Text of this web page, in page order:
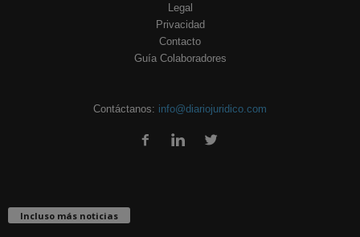
Legal
Privacidad
Contacto
Guía Colaboradores
Contáctanos: info@diariojuridico.com
Incluso más noticias